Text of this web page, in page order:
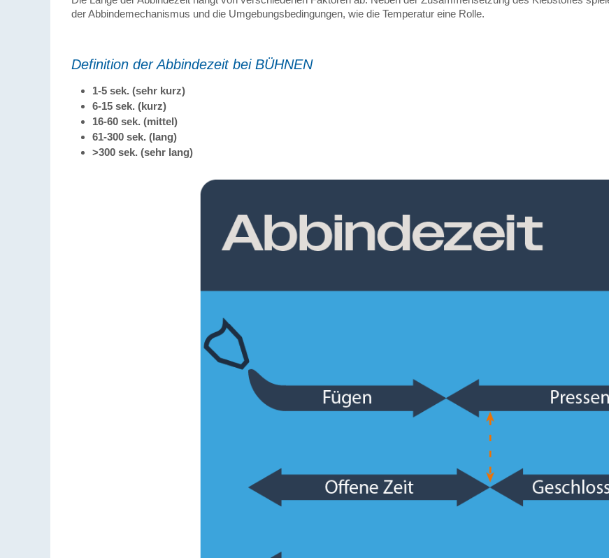
der Abbindemechanismus und die Umgebungsbedingungen, wie die Temperatur eine Rolle.
Definition der Abbindezeit bei BÜHNEN
1-5 sek. (sehr kurz)
6-15 sek. (kurz)
16-60 sek. (mittel)
61-300 sek. (lang)
>300 sek. (sehr lang)